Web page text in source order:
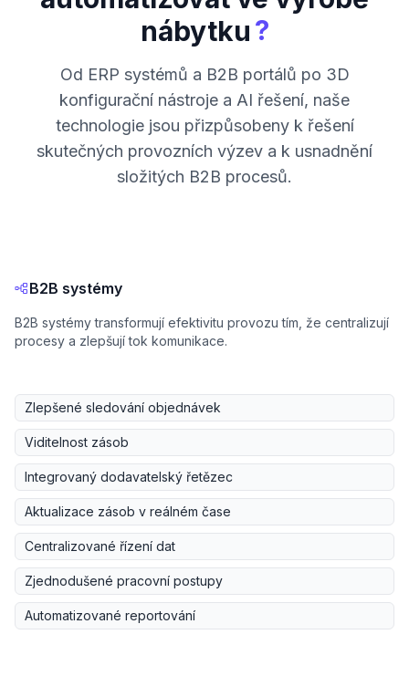
nábytku?
Od ERP systémů a B2B portálů po 3D
konfigurační nástroje a AI řešení, naše
technologie jsou přizpůsobeny k řešení
skutečných provozních výzev a k usnadnění
složitých B2B procesů.
B2B systémy
B2B systémy transformují efektivitu provozu tím, že centralizují
procesy a zlepšují tok komunikace.
Zlepšené sledování objednávek
Viditelnost zásob
Integrovaný dodavatelský řetězec
Aktualizace zásob v reálném čase
Centralizované řízení dat
Zjednodušené pracovní postupy
Automatizované reportování